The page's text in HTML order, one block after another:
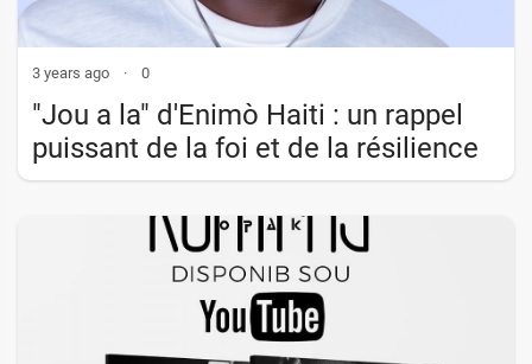
3 years ago · 0
"Jou a la" d'Enimò Haiti : un rappel
puissant de la foi et de la résilience